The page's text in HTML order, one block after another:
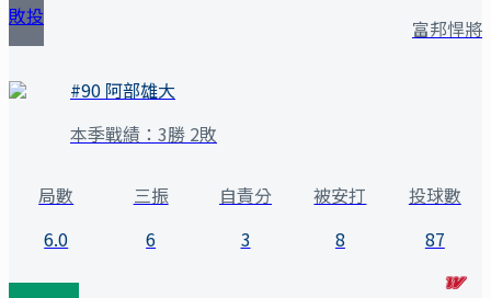
敗投 富邦悍將
#90 阿部雄大
本季戰績： 3勝 2敗
局數
6.0
三振
6
自責分
3
被安打
8
投球數
87